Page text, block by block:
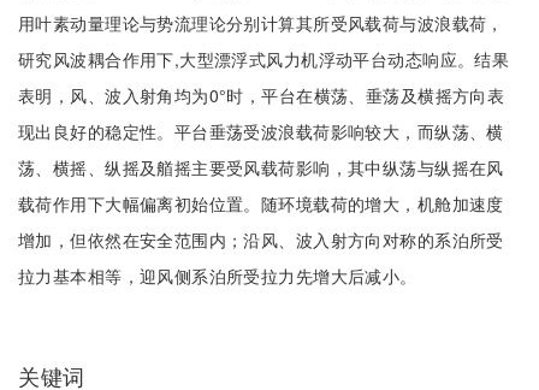
用叶素动量理论与势流理论分别计算其所受风载荷与波浪载荷，
研究风波耦合作用下,大型漂浮式风力机浮动平台动态响应。结果
表明，风、波入射角均为0°时，平台在横荡、垂荡及横摇方向表
现出良好的稳定性。平台垂荡受波浪载荷影响较大，而纵荡、横
荡、横摇、纵摇及艏摇主要受风载荷影响，其中纵荡与纵摇在风
载荷作用下大幅偏离初始位置。随环境载荷的增大，机舱加速度
增加，但依然在安全范围内；沿风、波入射方向对称的系泊所受
拉力基本相等，迎风侧系泊所受拉力先增大后减小。
关键词